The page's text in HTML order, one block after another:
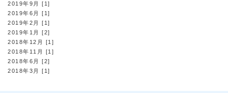
2019年9月 [1]
2019年6月 [1]
2019年2月 [1]
2019年1月 [2]
2018年12月 [1]
2018年11月 [1]
2018年6月 [2]
2018年3月 [1]